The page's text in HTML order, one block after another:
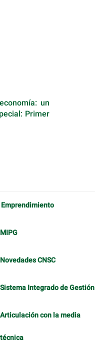
un
Primer
Emprendimiento
MIPG
Novedades CNSC
Sistema Integrado de Gestión
Articulación con la media
técnica